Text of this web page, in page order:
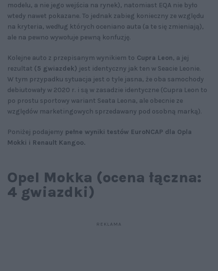
modelu, a nie jego wejścia na rynek), natomiast EQA nie było
wtedy nawet pokazane. To jednak zabieg konieczny ze względu
na kryteria, według których oceniano auta (a te się zmieniają),
ale na pewno wywołuje pewną konfuzję.
Kolejne auto z przepisanym wynikiem to Cupra Leon, a jej
rezultat (5 gwiazdek) jest identyczny jak ten w Seacie Leonie.
W tym przypadku sytuacja jest o tyle jasna, że oba samochody
debiutowały w 2020 r. i są w zasadzie identyczne (Cupra Leon to
po prostu sportowy wariant Seata Leona, ale obecnie ze
względów marketingowych sprzedawany pod osobną marką).
Poniżej podajemy pełne wyniki testów EuroNCAP dla Opla
Mokki i Renault Kangoo.
Opel Mokka (ocena łączna:
4 gwiazdki)